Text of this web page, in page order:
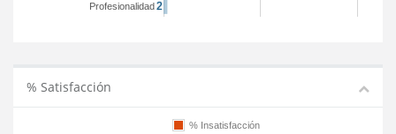
Profesionalidad
% Satisfacción
% Insatisfacción